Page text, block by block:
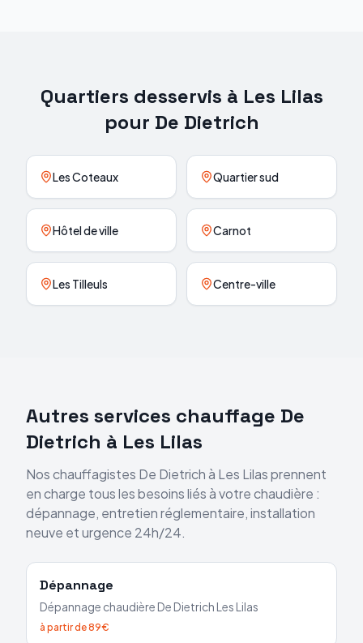
Quartiers desservis à Les Lilas
pour De Dietrich
Les Coteaux Quartier sud
Hôtel de ville Carnot
Les Tilleuls Centre-ville
Autres services chauffage De
Dietrich à Les Lilas
Nos chauffagistes De Dietrichà Les Lilasprennent
en charge tous les besoins liés à votre chaudière :
dépannage, entretien réglementaire, installation
neuve et urgence 24h/24.
Dépannage
Dépannage chaudièreDe DietrichLes Lilas
à partir de 89€